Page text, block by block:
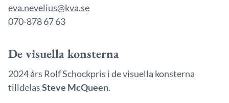
eva.nevelius@kva.se
070-878 67 63
De visuella konsterna
2024 års Rolf Schockpris i de visuella konsterna
tilldelasSteve McQueen.